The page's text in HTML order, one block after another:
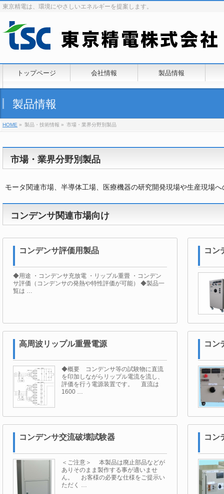
東京精電は、環境にやさしいエネルギーを提案します。
トップページ 会社情報 製品情報
製品情報
HOME » 製品・技術情報 » 市場・業界分野別製品
市場・業界分野別製品
モータ関連市場、半導体工場、医療機器の研究開発現場や生産現場
コンデンサ関連市場向け
コンデンサ評価用製品
◆用途 ・コンデンサ充放電 ・リップル重畳 ・コンデン
サ評価（コンデンサの発熱や特性評価が可能） ◆製品一
覧は …
コン
高周波リップル重畳電源
◆概要 コンデンサ等の試験物に直流
を印加しながらリップル電流を流し、
評価を行う電源装置です。 直流は
1600 …
コン
コンデンサ交流破壊試験器
＜ご注意＞ 本製品は廃止部品などが
ありそのまま製作する事が適いませ
ん。 お客様の必要な仕様をご提示い
ただく …
コン